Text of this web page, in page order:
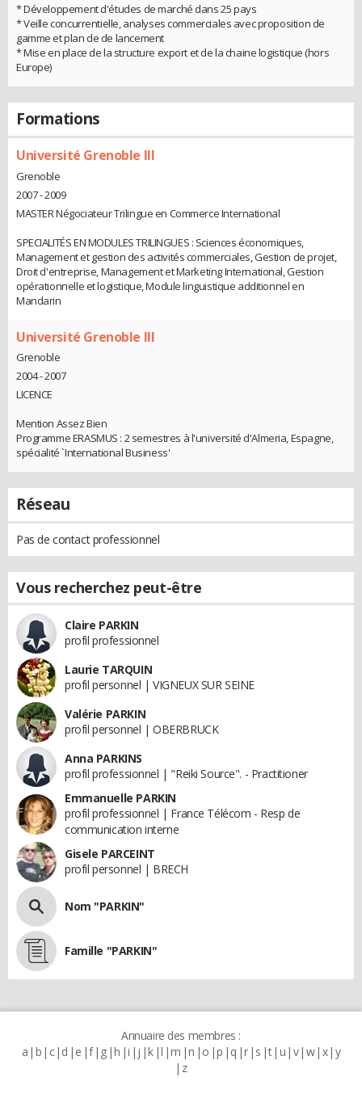
* Développement d'études de marché dans 25 pays
* Veille concurrentielle, analyses commerciales avec proposition de
gamme et plan de de lancement
* Mise en place de la structure export et de la chaine logistique (hors
Europe)
Formations
Université Grenoble III
Grenoble
2007 - 2009
MASTER Négociateur Trilingue en Commerce International
SPECIALITÉS EN MODULES TRILINGUES : Sciences économiques,
Management et gestion des activités commerciales, Gestion de projet,
Droit d'entreprise, Management et Marketing International, Gestion
opérationnelle et logistique, Module linguistique additionnel en
Mandarin
Université Grenoble III
Grenoble
2004 - 2007
LICENCE
Mention Assez Bien
Programme ERASMUS : 2 semestres à l'université d'Almeria, Espagne,
spécialité `International Business'
Réseau
Pas de contact professionnel
Vous recherchez peut-être
Claire PARKIN
profil professionnel
Laurie TARQUIN
profil personnel | VIGNEUX SUR SEINE
Valérie PARKIN
profil personnel | OBERBRUCK
Anna PARKINS
profil professionnel | "Reiki Source". - Practitioner
Emmanuelle PARKIN
profil professionnel | France Télécom - Resp de
communication interne
Gisele PARCEINT
profil personnel | BRECH
Nom "PARKIN"
Famille "PARKIN"
Annuaire des membres :
a b c d e f g h i j k l m n o p q r s t u v w x y
z